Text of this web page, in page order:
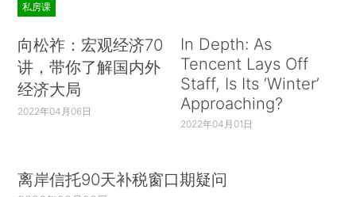
私房课
向松祚：宏观经济70
讲，带你了解国内外
经济大局
2022年04月06日
In Depth: As
Tencent Lays Off
Staff, Is Its ‘Winter’
Approaching?
2022年04月01日
离岸信托90天补税窗口期疑问